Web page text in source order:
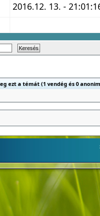
2016.12. 13. -
ezt a témát (1 vendég és 0